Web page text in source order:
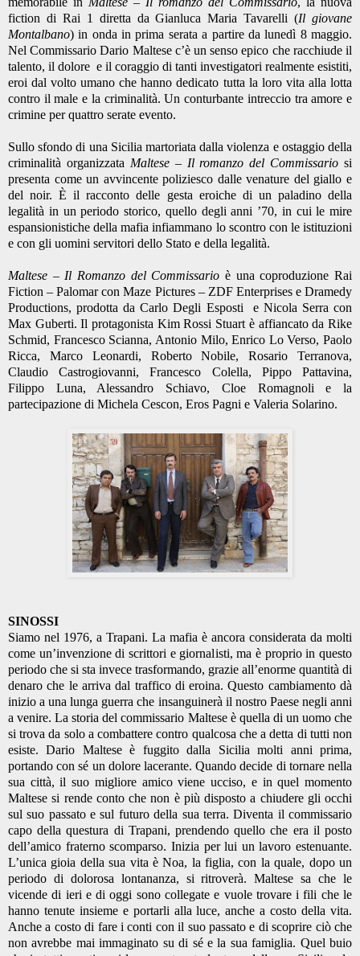
fiction di Rai 1 diretta da Gianluca Maria Tavarelli (Il giovane
Montalbano) in onda in prima serata a partire da lunedì 8 maggio.
Nel Commissario Dario Maltese c’è un senso epico che racchiude il
talento, il dolore e il coraggio di tanti investigatori realmente esistiti,
eroi dal volto umano che hanno dedicato tutta la loro vita alla lotta
contro il male e la criminalità. Un conturbante intreccio tra amore e
crimine per quattro serate evento.
Sullo sfondo di una Sicilia martoriata dalla violenza e ostaggio della
criminalità organizzata Maltese – Il romanzo del Commissario si
presenta come un avvincente poliziesco dalle venature del giallo e
del noir. È il racconto delle gesta eroiche di un paladino della
legalità in un periodo storico, quello degli anni ’70, in cui le mire
espansionistiche della mafia infiammano lo scontro con le istituzioni
e con gli uomini servitori dello Stato e della legalità.
Maltese – Il Romanzo del Commissario è una coproduzione Rai
Fiction – Palomar con Maze Pictures – ZDF Enterprises e Dramedy
Productions, prodotta da Carlo Degli Esposti
e Nicola Serra con
Max Guberti. Il protagonista Kim Rossi Stuart è affiancato da Rike
Schmid, Francesco Scianna, Antonio Milo, Enrico Lo Verso, Paolo
Ricca, Marco Leonardi, Roberto Nobile, Rosario Terranova,
Claudio Castrogiovanni, Francesco Colella, Pippo Pattavina,
Filippo Luna, Alessandro Schiavo, Cloe Romagnoli e la
partecipazione di Michela Cescon, Eros Pagni e Valeria Solarino.
SINOSSI
Siamo nel 1976, a Trapani. La mafia è ancora considerata da molti
come un’invenzione di scrittori e giornalisti, ma è proprio in questo
periodo che si sta invece trasformando, grazie all’enorme quantità di
denaro che le arriva dal traffico di eroina. Questo cambiamento dà
inizio a una lunga guerra che insanguinerà il nostro Paese negli anni
a venire. La storia del commissario Maltese è quella di un uomo che
si trova da solo a combattere contro qualcosa che a detta di tutti non
esiste.
Dario Maltese è fuggito dalla Sicilia molti anni prima,
portando con sé un dolore lacerante. Quando decide di tornare nella
sua città, il suo migliore amico viene ucciso, e in quel momento
Maltese si rende conto che non è più disposto a chiudere gli occhi
sul suo passato e sul futuro della sua terra. Diventa il commissario
capo della questura di Trapani, prendendo quello che era il posto
dell’amico fraterno scomparso. Inizia per lui un lavoro estenuante.
L’unica gioia della sua vita è Noa, la figlia, con la quale, dopo un
periodo di dolorosa lontananza, si ritroverà.
Maltese sa che le
vicende di ieri e di oggi sono collegate e vuole trovare i fili che le
hanno tenute insieme e portarli alla luce, anche a costo della vita.
Anche a costo di fare i conti con il suo passato e di scoprire ciò che
non avrebbe mai immaginato su di sé e la sua famiglia. Quel buio